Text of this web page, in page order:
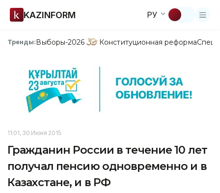
KAZINFORM РУ
Тренды:Выборы-2026 Конституционная реформа
11:01, 30 Июня 2015
Гражданин России в течение 10 лет
получал пенсию одновременно и в
Казахстане, и в РФ